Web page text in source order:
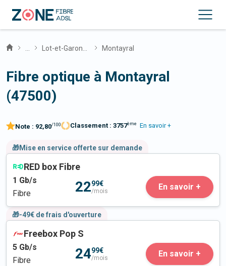
Montayral
Fibre optique à Montayral
(47500)
Note : 92,80/100 Classement : 3757ème En savoir +
🎁Mise en service offerte sur demande
RED box Fibre
1 Gb/s
Fibre
2299€
/mois En savoir +
🎁-49€ de frais d'ouverture
Freebox Pop S
5 Gb/s
Fibre
2499€
/mois En savoir +